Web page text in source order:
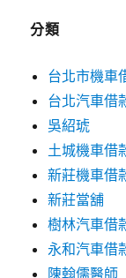
分類
台北市機車
台北汽車借
吳紹琥
土城機車借
新莊機車借
新莊當舖
樹林汽車借
永和汽車借
陳翰儒醫師